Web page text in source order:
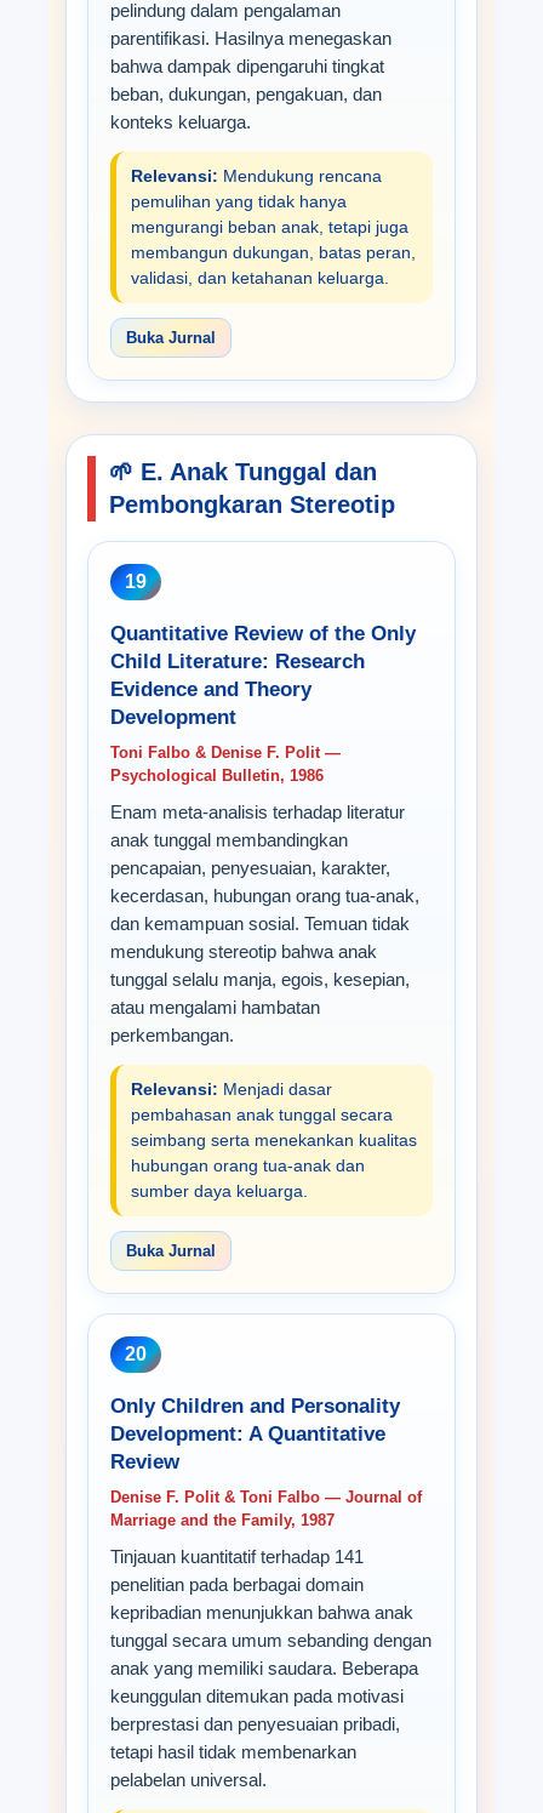
pelindung dalam pengalaman
parentifikasi. Hasilnya menegaskan
bahwa dampak dipengaruhi tingkat
beban, dukungan, pengakuan, dan
konteks keluarga.
Relevansi: Mendukung rencana
pemulihan yang tidak hanya
mengurangi beban anak, tetapi juga
membangun dukungan, batas peran,
validasi, dan ketahanan keluarga.
Buka Jurnal
🌱 E. Anak Tunggal dan
Pembongkaran Stereotip
19
Quantitative Review of the Only
Child Literature: Research
Evidence and Theory
Development
Toni Falbo & Denise F. Polit —
Psychological Bulletin, 1986
Enam meta-analisis terhadap literatur
anak tunggal membandingkan
pencapaian, penyesuaian, karakter,
kecerdasan, hubungan orang tua-anak,
dan kemampuan sosial. Temuan tidak
mendukung stereotip bahwa anak
tunggal selalu manja, egois, kesepian,
atau mengalami hambatan
perkembangan.
Relevansi: Menjadi dasar
pembahasan anak tunggal secara
seimbang serta menekankan kualitas
hubungan orang tua-anak dan
sumber daya keluarga.
Buka Jurnal
20
Only Children and Personality
Development: A Quantitative
Review
Denise F. Polit & Toni Falbo — Journal of
Marriage and the Family, 1987
Tinjauan kuantitatif terhadap 141
penelitian pada berbagai domain
kepribadian menunjukkan bahwa anak
tunggal secara umum sebanding dengan
anak yang memiliki saudara. Beberapa
keunggulan ditemukan pada motivasi
berprestasi dan penyesuaian pribadi,
tetapi hasil tidak membenarkan
pelabelan universal.